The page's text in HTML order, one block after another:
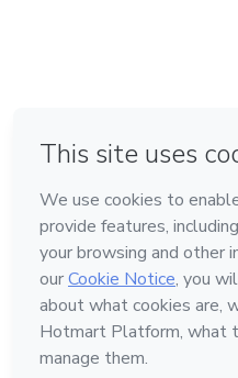
Hecho con❤ en Belo
Conoce Hotmart
Idioma
Español